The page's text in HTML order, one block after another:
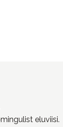
eluviisi.